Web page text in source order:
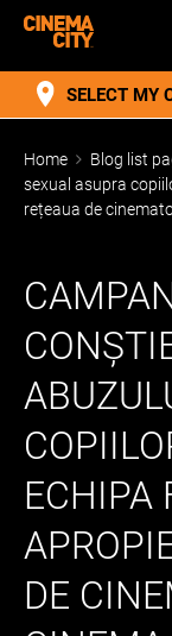
SELECT MY
Home Blog list
sexual asupra
rețeaua de
ECHIPA
DE